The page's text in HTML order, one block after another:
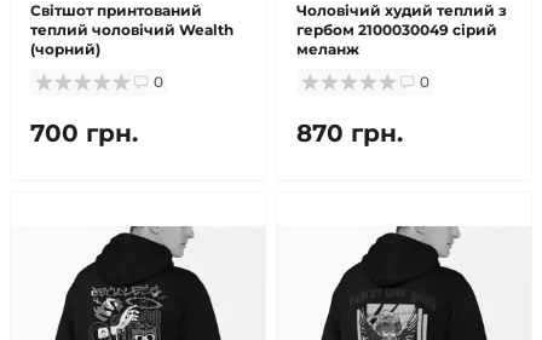
Світшот принтований
теплий чоловічий Wealth
(чорний)
0
700 грн.
Чоловічий худий теплий з
гербом 2100030049 сірий
меланж
0
870 грн.